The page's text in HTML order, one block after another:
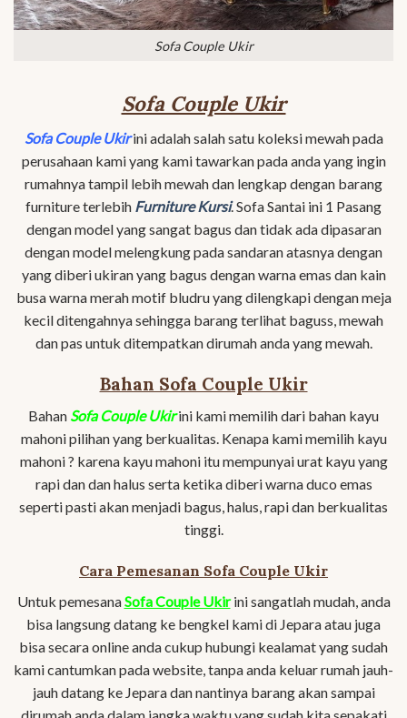
Sofa Couple Ukir
Sofa Couple Ukir
Sofa Couple Ukirini adalah salah satu koleksi mewah pada
perusahaan kami yang kami tawarkan pada anda yang ingin
rumahnya tampil lebih mewah dan lengkap dengan barang
furniture terlebih Furniture Kursi. Sofa Santai ini 1 Pasang
dengan model yang sangat bagus dan tidak ada dipasaran
dengan model melengkung pada sandaran atasnya dengan
yang diberi ukiran yang bagus dengan warna emas dan kain
busa warna merah motif bludru yang dilengkapi dengan meja
kecil ditengahnya sehingga barang terlihat baguss, mewah
dan pas untuk ditempatkan dirumah anda yang mewah.
Bahan Sofa Couple Ukir
Bahan Sofa Couple Ukir ini kami memilih dari bahan kayu
mahoni pilihan yang berkualitas. Kenapa kami memilih kayu
mahoni ? karena kayu mahoni itu mempunyai urat kayu yang
rapi dan dan halus serta ketika diberi warna duco emas
seperti pasti akan menjadi bagus, halus, rapi dan berkualitas
tinggi.
Cara Pemesanan Sofa Couple Ukir
Untuk pemesanaSofa Couple Ukirini sangatlah mudah, anda
bisa langsung datang ke bengkel kami di Jepara atau juga
bisa secara online anda cukup hubungi kealamat yang sudah
kami cantumkan pada website, tanpa anda keluar rumah jauh-
jauh datang ke Jepara dan nantinya barang akan sampai
dirumah anda dalam jangka waktu yang sudah kita sepakati